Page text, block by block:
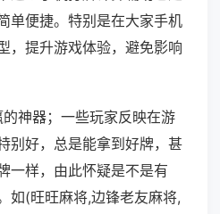
单便捷。特别是在大家手机
，提升游戏体验，避免影响
神器；一些玩家反映在游
别好，总是能拿到好牌，甚
一样，由此怀疑是不是有
如(旺旺麻将,边锋老友麻将,